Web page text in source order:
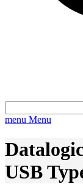
efter:
menu Menu
USB